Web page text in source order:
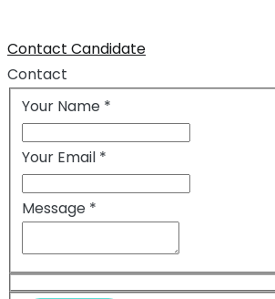
Contact Candidate
Contact
Your Name *
Your Email *
Message *